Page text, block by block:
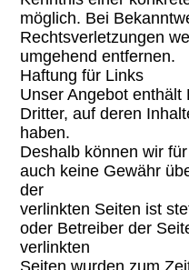
möglich. Bei
Rechtsverletzungen
umgehend entfernen.
Haftung für Links
Unser Angebot
Dritter, auf deren
haben.
Deshalb können wir
auch keine Gewähr
der
verlinkten Seiten ist
oder Betreiber der
verlinkten
Seiten wurden zum